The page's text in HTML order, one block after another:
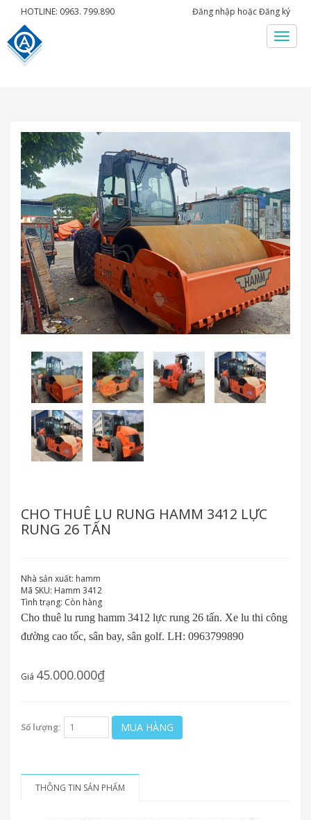
HOTLINE: 0963. 799.890 Đăng nhập hoặcĐăng ký
Menu
CHO THUÊ LU RUNG HAMM 3412 LỰC
RUNG 26 TẤN
Nhà sản xuất: hamm
Mã SKU: Hamm 3412
Tình trạng: Còn hàng
Cho thuê lu rung hamm 3412 lực rung 26 tấn. Xe lu thi công
đường cao tốc, sân bay, sân golf. LH: 0963799890
Giá 45.000.000₫
Số lượng: MUA HÀNG
THÔNG TIN SẢN PHẨM